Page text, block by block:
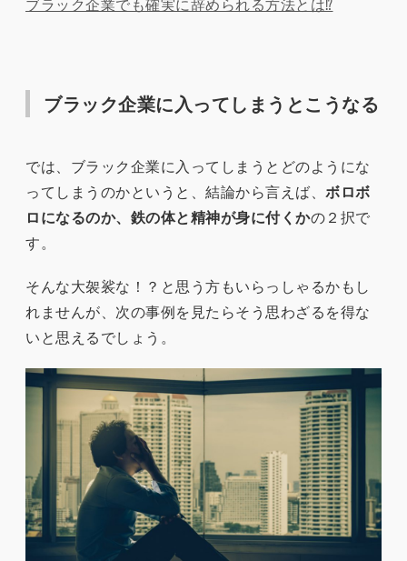
ブラック企業でも確実に辞められる方法とは⁉️
ブラック企業に入ってしまうとこうなる
では、ブラック企業に入ってしまうとどのようにな
ってしまうのかというと、結論から言えば、 ボロボ
ロになるのか、鉄の体と精神が身に付くかの２択で
す。
そんな大袈裟な！？と思う方もいらっしゃるかもし
れませんが、次の事例を見たらそう思わざるを得な
いと思えるでしょう。